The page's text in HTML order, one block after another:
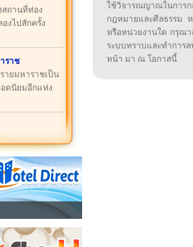
ถานที่ท่อง
งไปสักครั้ง
ราช
ายมหาราชเป็น
ดนิยมอีกแห่ง
ใช้วิจารณญาณในกา
กฎหมายและศีลธรรม
หรือหน่วยงานใด กรุณา
ระบบทราบและทำกา
หน้า มา ณ โอกาสนี้